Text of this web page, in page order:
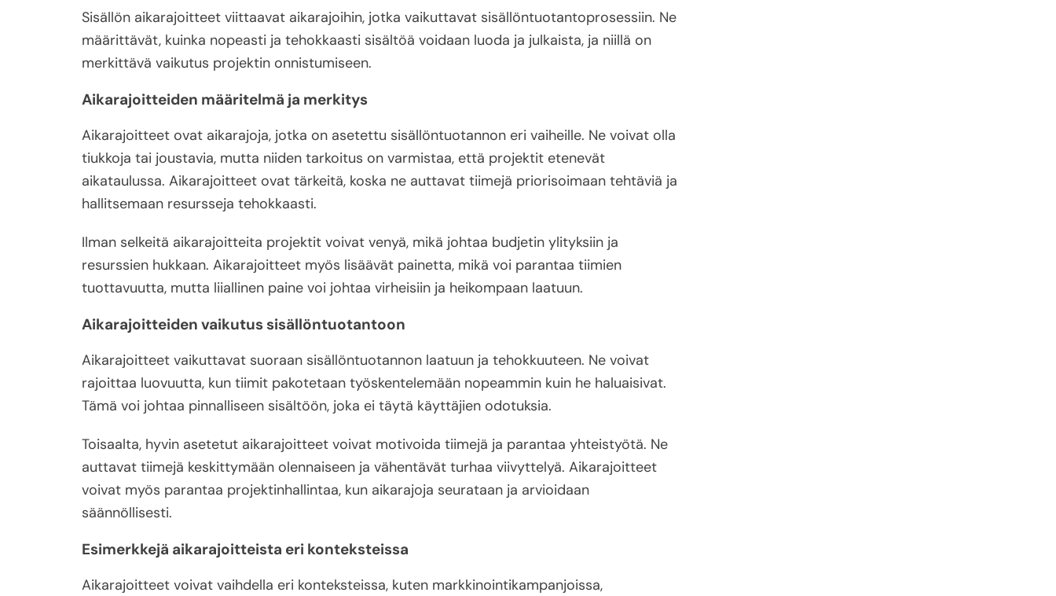
Sisällön aikarajoitteet viittaavat aikarajoihin, jotka vaikuttavat sisällöntuotantoprosessiin. Ne
määrittävät, kuinka nopeasti ja tehokkaasti sisältöä voidaan luoda ja julkaista, ja niillä on
merkittävä vaikutus projektin onnistumiseen.
Aikarajoitteiden määritelmä ja merkitys
Aikarajoitteet ovat aikarajoja, jotka on asetettu sisällöntuotannon eri vaiheille. Ne voivat olla
tiukkoja tai joustavia, mutta niiden tarkoitus on varmistaa, että projektit etenevät
aikataulussa. Aikarajoitteet ovat tärkeitä, koska ne auttavat tiimejä priorisoimaan tehtäviä ja
hallitsemaan resursseja tehokkaasti.
Ilman selkeitä aikarajoitteita projektit voivat venyä, mikä johtaa budjetin ylityksiin ja
resurssien hukkaan. Aikarajoitteet myös lisäävät painetta, mikä voi parantaa tiimien
tuottavuutta, mutta liiallinen paine voi johtaa virheisiin ja heikompaan laatuun.
Aikarajoitteiden vaikutus sisällöntuotantoon
Aikarajoitteet vaikuttavat suoraan sisällöntuotannon laatuun ja tehokkuuteen. Ne voivat
rajoittaa luovuutta, kun tiimit pakotetaan työskentelemään nopeammin kuin he haluaisivat.
Tämä voi johtaa pinnalliseen sisältöön, joka ei täytä käyttäjien odotuksia.
Toisaalta, hyvin asetetut aikarajoitteet voivat motivoida tiimejä ja parantaa yhteistyötä. Ne
auttavat tiimejä keskittymään olennaiseen ja vähentävät turhaa viivyttelyä. Aikarajoitteet
voivat myös parantaa projektinhallintaa, kun aikarajoja seurataan ja arvioidaan
säännöllisesti.
Esimerkkejä aikarajoitteista eri konteksteissa
Aikarajoitteet voivat vaihdella eri konteksteissa, kuten markkinointikampanjoissa,